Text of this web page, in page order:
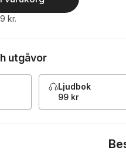
kr.
utgåvor
Ljudbok
99 kr